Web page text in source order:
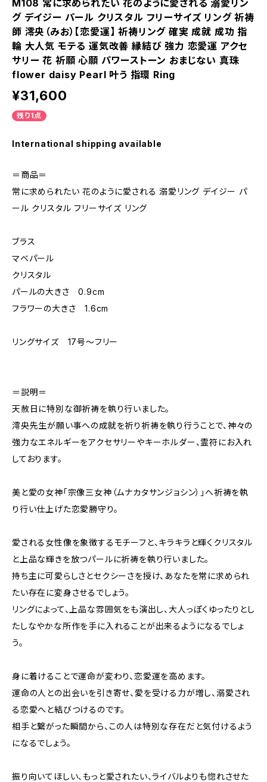
M108 常に求められたい 花のように愛される 溺愛リン
グ デイジー パール クリスタル フリーサイズ リング 祈祷
師 澪央（みお）【恋愛運】 祈祷リング 確実 成就 成功 指
輪 大人気 モテる 運気改善 縁結び 強力 恋愛運 アクセ
サリー 花 祈願 心願 パワーストーン おまじない 真珠
flower daisy Pearl 叶う 指環 Ring
¥31,600
残り1点
International shipping available
＝商品＝
常に求められたい 花のように愛される 溺愛リング デイジー パ
ール クリスタル フリーサイズ リング
ブラス
マベパール
クリスタル
パールの大きさ 0.9cm
フラワーの大きさ 1.6cm
リングサイズ 17号〜フリー
＝説明＝
天赦日に特別な御祈祷を執り行いました。
澪央先生が願い事への成就を祈り祈祷を執り行うことで、神々の
強力なエネルギーをアクセサリーやキーホルダー、霊符にお入れ
しております。
美と愛の女神「宗像三女神（ムナカタサンジョシン）」へ祈祷を執
り行い仕上げた恋愛勝守り。
愛される女性像を象徴するモチーフと、キラキラと輝くクリスタル
と上品な輝きを放つパールに祈祷を執り行いました。
持ち主に可愛らしさとセクシーさを授け、あなたを常に求められ
たい存在に変身させるでしょう。
リングによって、上品な雰囲気をも演出し、大人っぽくゆったりとし
たしなやかな所作を手に入れることが出来るようになるでしょ
う。
身に着けることで運命が変わり、恋愛運を高めます。
運命の人との出会いを引き寄せ、愛を受ける力が増し、溺愛され
る恋愛へと結びつけるのです。
相手と繋がった瞬間から、この人は特別な存在だと気付けるよう
になるでしょう。
振り向いてほしい、もっと愛されたい、ライバルよりも惚れさせた